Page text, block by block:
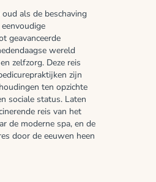
als de beschaving
geavanceerde
wereld
zelfzorg. Deze reis
zijn
ten opzichte
sociale status. Laten
reis van het
de moderne spa, en de
door de eeuwen heen